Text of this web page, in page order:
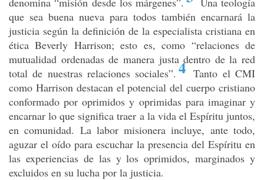
que sea buena nueva para todos también encarnará la
justicia según la definición de la especialista cristiana en
ética Beverly Harrison; esto es, como “relaciones de
mutualidad ordenadas de manera justa dentro de la red
total de nuestras relaciones sociales”. 4 Tanto el CMI
como Harrison destacan el potencial del cuerpo cristiano
conformado por oprimidos y oprimidas para imaginar y
encarnar lo que significa traer a la vida el Espíritu juntos,
en comunidad. La labor misionera incluye, ante todo,
aguzar el oído para escuchar la presencia del Espíritu en
las experiencias de las y los oprimidos, marginados y
excluidos en su lucha por la justicia.